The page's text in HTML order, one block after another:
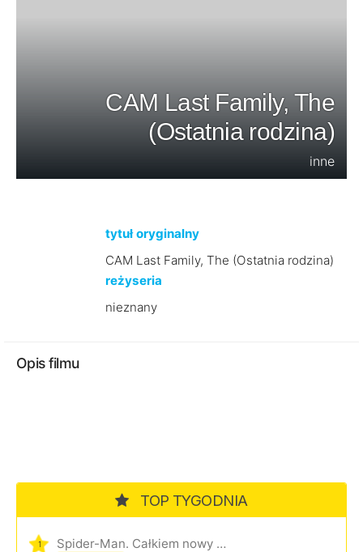
CAM Last Family, The
(Ostatnia rodzina)
inne
tytuł oryginalny
CAM Last Family, The (Ostatnia rodzina)
reżyseria
nieznany
Opis filmu
TOP TYGODNIA
1 Spider-Man. Całkiem nowy dzień